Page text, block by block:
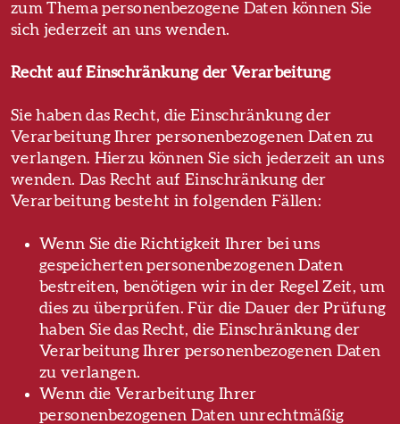
zum Thema personenbezogene Daten können Sie
sich jederzeit an uns wenden.
Recht auf Einschränkung der Verarbeitung
Sie haben das Recht, die Einschränkung der
Verarbeitung Ihrer personenbezogenen Daten zu
verlangen. Hierzu können Sie sich jederzeit an uns
wenden. Das Recht auf Einschränkung der
Verarbeitung besteht in folgenden Fällen:
Wenn Sie die Richtigkeit Ihrer bei uns
gespeicherten personenbezogenen Daten
bestreiten, benötigen wir in der Regel Zeit, um
dies zu überprüfen. Für die Dauer der Prüfung
haben Sie das Recht, die Einschränkung der
Verarbeitung Ihrer personenbezogenen Daten
zu verlangen.
Wenn die Verarbeitung Ihrer
personenbezogenen Daten unrechtmäßig